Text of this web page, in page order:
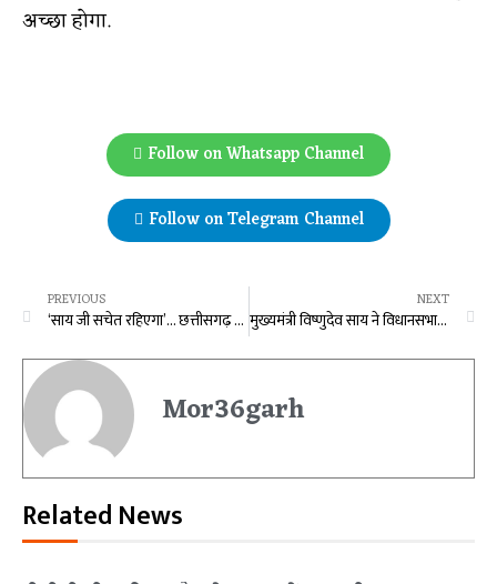
अच्छा होगा.
Follow on Whatsapp Channel
Follow on Telegram Channel
PREVIOUS
‘साय जी सचेत रहिएगा’… छत्तीसगढ़ चारागाह बना हुआ है, कुछ चर रहे और कुछ चर के चले गए, नेता प्रतिपक्ष चरणदास महंत का सरकार पर तंज…
NEXT
मुख्यमंत्री विष्णुदेव साय ने विधानसभा में की बड़ी घोषणाएं
Mor36garh
Related News